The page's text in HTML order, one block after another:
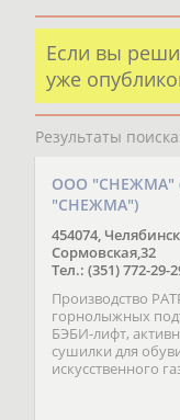
Если вы
уже
Результаты
ООО "СНЕЖМА"
"СНЕЖМА")
454074,
Сормовская,32
Тел.: (351) 772-29-
Производство
горнолыжных
БЭБИ-лифт,
сушилки для
искусственного